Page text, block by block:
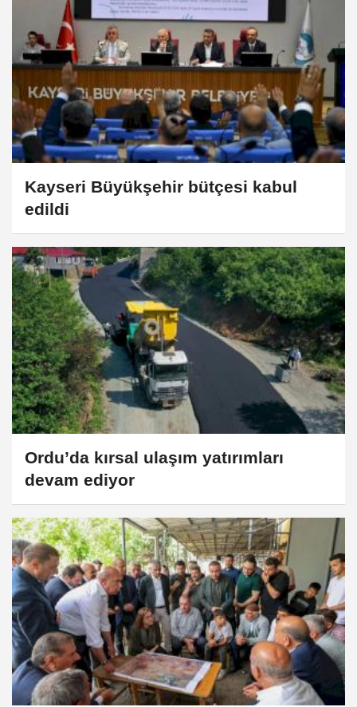
Kayseri Büyükşehir bütçesi kabul
edildi
Ordu’da kırsal ulaşım yatırımları
devam ediyor